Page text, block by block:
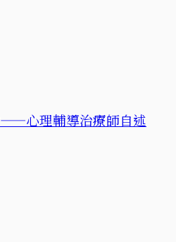
心理輔導治療師自述